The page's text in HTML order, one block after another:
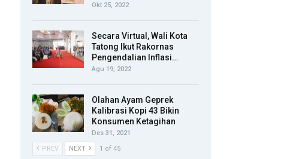
Okt 25, 2022
Secara Virtual, Wali Kota
Tatong Ikut Rakornas
Pengendalian Inflasi…
Agu 19, 2022
Olahan Ayam Geprek
Kalibrasi Kopi 43 Bikin
Konsumen Ketagihan
Des 31, 2021
PREV
NEXT 1 of 45